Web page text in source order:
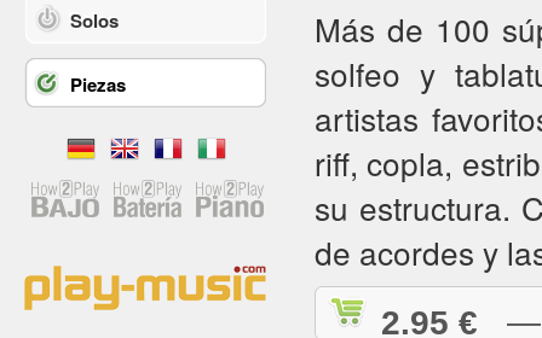
Solos
Piezas
Más de 100
solfeo y
artistas
riff, copla,
su estructura.
de acordes y
2.95 € —